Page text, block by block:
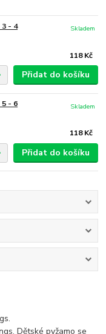
- 4
118 Kč
Skladem
Přidat do košíku
- 6
118 Kč
Skladem
Přidat do košíku
Dětské pyžamo se